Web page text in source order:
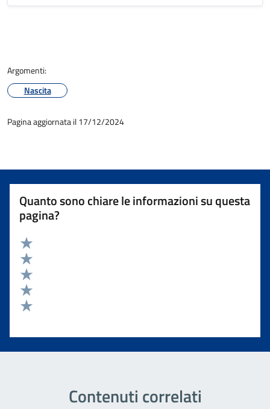
Argomenti:
Nascita
Pagina aggiornata il 17/12/2024
Quanto sono chiare le informazioni su questa
pagina?
Valuta 5 stelle su 5
Valuta 4 stelle su 5
Valuta 3 stelle su 5
Valuta 2 stelle su 5
Contenuti correlati